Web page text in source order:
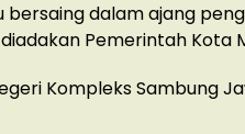
bersaing dalam ajang
Pemerintah Kota
Kompleks Sambung